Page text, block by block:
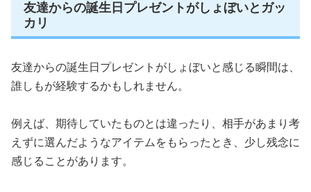
友達からの誕生日プレゼントがしょぼいとガッ
カリ
友達からの誕生日プレゼントがしょぼいと感じる瞬間は、
誰しもが経験するかもしれません。
例えば、期待していたものとは違ったり、相手があまり考
えずに選んだようなアイテムをもらったとき、少し残念に
感じることがあります。